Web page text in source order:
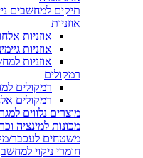
תיקים למחשבים
אוזניות
אוזניות
אוזניות
אוזניות
רמקולים
רמקולים
רמקולים
מוצרים נלווים
מכונות למינציה
משטחים לעכבר/
חומרי ניקוי למחשב